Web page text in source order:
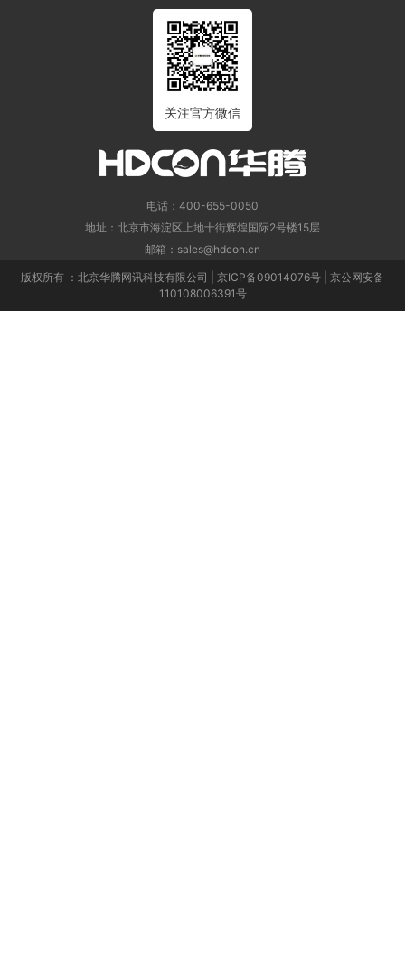
关注官方微信
电话：400-655-0050
地址：北京市海淀区上地十街辉煌国际2号楼15层
邮箱：sales@hdcon.cn
版权所有 ：北京华腾网讯科技有限公司 | 京ICP备09014076号 | 京公网安备
110108006391号